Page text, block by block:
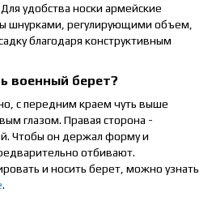
удобства носки армейские
шнурками, регулирующими объем,
благодаря конструктивным
военный берет?
с передним краем чуть выше
глазом. Правая сторона -
Чтобы он держал форму и
отбивают.
и носить берет, можно узнать
.